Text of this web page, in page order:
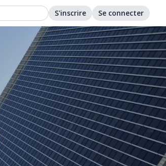
S'inscrire Se connecter